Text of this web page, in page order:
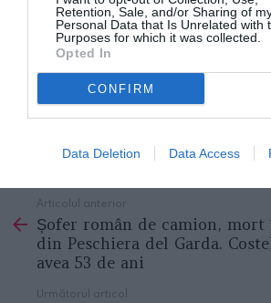
Retention, Sale, and/or Sharing of
Personal Data that Is Unrelated with
Purposes for which it was collected.
Opted In
CONFIRM
Data Deletion Data Access
promisiune a mandatului meu care
îndeplinită!”.
Comunicat de presă
deputat PNL diasporaValentin
STIRI ITALIA
more
Articolul anterior
Șofer român de camion,
din Peschiera del Garda.
avea 53 de ani
Următorul articol